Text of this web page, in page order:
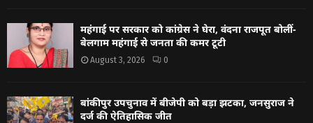
महंगाई पर सरकार को कांग्रेस ने घेरा, वंदना राजपूत बोलीं-
बेलगाम महंगाई से जनता की कमर टूटी
August 3, 2026 0
बांकीपुर उपचुनाव में बीजेपी को बड़ा झटका, जनसुराज ने
दर्ज की ऐतिहासिक जीत